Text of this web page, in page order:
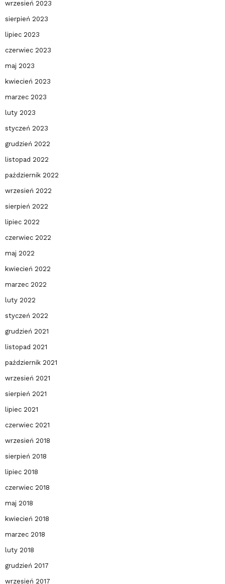
wrzesień 2023
sierpień 2023
lipiec 2023
czerwiec 2023
maj 2023
kwiecień 2023
marzec 2023
luty 2023
styczeń 2023
grudzień 2022
listopad 2022
październik 2022
wrzesień 2022
sierpień 2022
lipiec 2022
czerwiec 2022
maj 2022
kwiecień 2022
marzec 2022
luty 2022
styczeń 2022
grudzień 2021
listopad 2021
październik 2021
wrzesień 2021
sierpień 2021
lipiec 2021
czerwiec 2021
wrzesień 2018
sierpień 2018
lipiec 2018
czerwiec 2018
maj 2018
kwiecień 2018
marzec 2018
luty 2018
grudzień 2017
wrzesień 2017